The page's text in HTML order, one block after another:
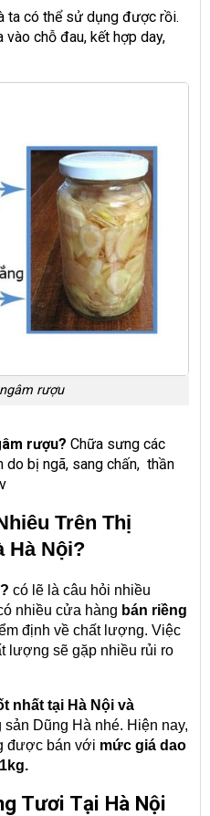
ta có thể sử dụng được rồi.
chỗ đau, kết hợp day,
rượu
rượu? Chữa sưng các
do bị ngã, sang chấn, thần
Trên Thị
Hà Nội?
có lẽ là câu hỏi nhiều
nhiều cửa hàng bán riềng
định về chất lượng. Việc
lượng sẽ gặp nhiều rủi ro
nhất tại Hà Nội và
sản Dũng Hà nhé. Hiện nay,
được bán với mức giá dao
Tươi Tại Hà Nội